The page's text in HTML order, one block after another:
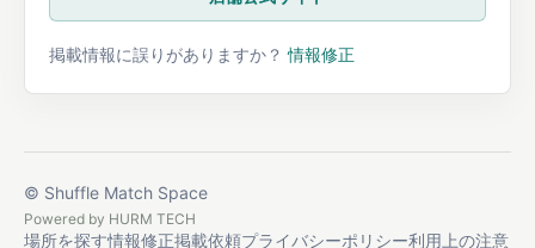
掲載情報に誤りがありますか？情報修正
© Shuffle Match Space
Powered by HURM TECH
場所を探す情報修正掲載依頼プライバシーポリシー利用上の注意